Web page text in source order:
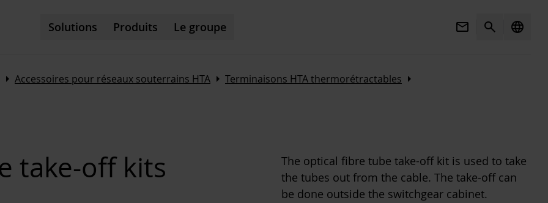
Solutions Produits Le groupe Mail Search language
Arrow_right Accessoires pour réseaux souterrains HTA Arrow_right Terminaisons HTA thermorétractables Arrow_right
take-off kits
The optical fibre tube take-off kit is used to take
the tubes out from the cable. The take-off can
be done outside the switchgear cabinet.